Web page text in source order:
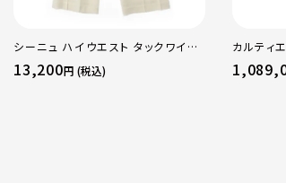
シーニュ ハイウエスト タックワイド
パンツ ボトムス オフホワイト 0
13,200円 (税込)
カルティ
sacai サ
トリニテ